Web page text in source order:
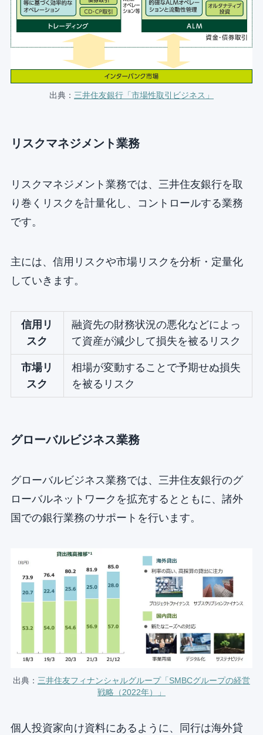
出典： 三井住友銀行「市場性取引ビジネス」
リスクマネジメント業務
リスクマネジメント業務では、三井住友銀行を取
り巻くリスクを計量化し、コントロールする業務
です。
主には、信用リスクや市場リスクを分析・定量化
していきます。
信用リ
スク
融資先の財務状況の悪化などによっ
て資産が減少して損失を被るリスク
市場リ
スク
相場が変動することで予期せぬ損失
を被るリスク
グローバルビジネス業務
グローバルビジネス業務では、三井住友銀行のグ
ローバルネットワークを拡充するとともに、諸外
国での銀行業務のサポートを行います。
出典： 三井住友フィナンシャルグループ「SMBCグループの経営
戦略（2022年）」
個人投資家向け資料にあるように、同行は海外貸